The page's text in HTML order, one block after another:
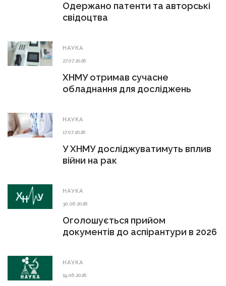
Одержано патенти та авторські
свідоцтва
НАУКА
27.07.2026
ХНМУ отримав сучасне
обладнання для досліджень
НАУКА
17.07.2026
У ХНМУ досліджуватимуть вплив
війни на рак
НАУКА
30.06.2026
Оголошується прийом
документів до аспірантури в 2026
НАУКА
19.06.2026